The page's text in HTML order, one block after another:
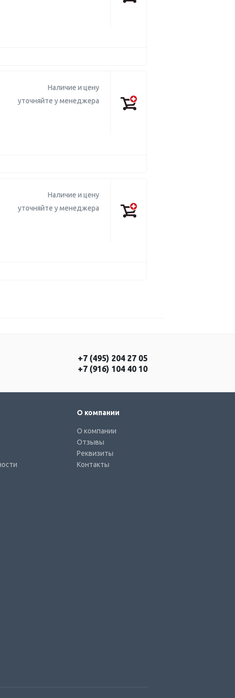
Наличие и цену
уточняйте у менеджера
Наличие и цену
уточняйте у менеджера
+7 (495) 204 27 05
+7 (916) 104 40 10
О компании
О компании
Отзывы
Реквизиты
Контакты